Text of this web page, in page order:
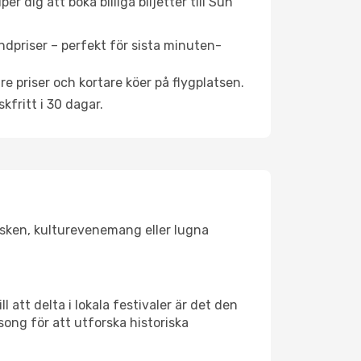
– perfekt för sista minuten-
priser och kortare köer på flygplatsen.
i 30 dagar.
kulturevenemang eller lugna
att delta i lokala festivaler är det den
för att utforska historiska